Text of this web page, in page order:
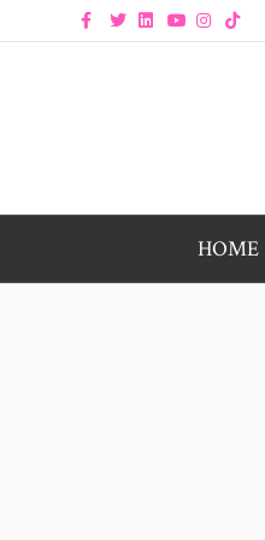
Facebook
TwitterLinkedinYoutubeInstagram
Tiktok
HOME